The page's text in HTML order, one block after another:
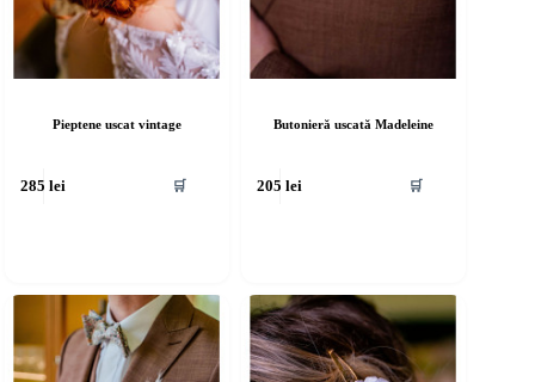
Pieptene uscat vintage
285lei 🛒
Butonieră uscată Madeleine
205lei 🛒